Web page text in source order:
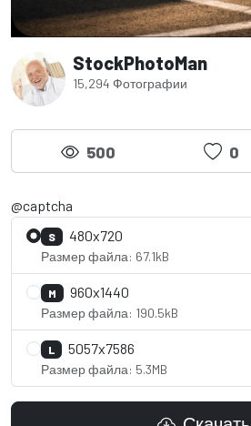
StockPhotoMan
15,294 Фотографии
500 0
@captcha
S 480x720
Размер файла: 67.1kB
M 960x1440
Размер файла: 190.5kB
L 5057x7586
Размер файла: 5.3MB